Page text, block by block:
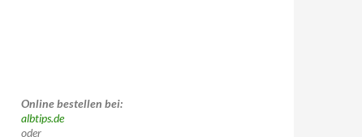
Online bestellen bei:
albtips.de
oder